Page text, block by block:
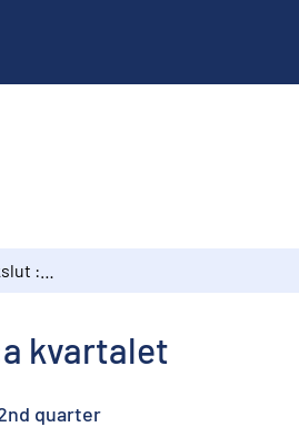
kvartalet
quarter